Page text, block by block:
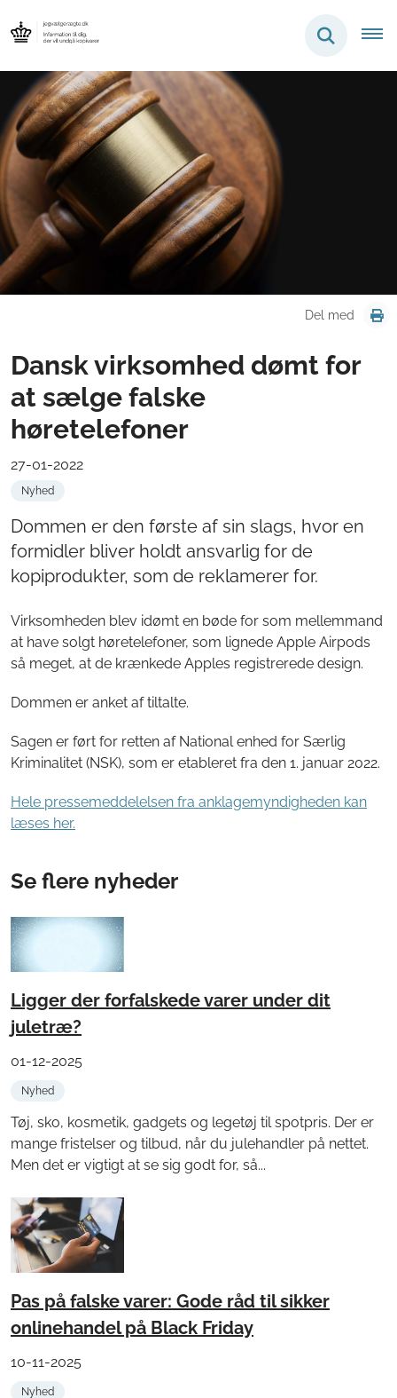
Del med
Dansk virksomhed dømt for
at sælge falske
høretelefoner
27-01-2022
Nyhed
Dommen er den første af sin slags, hvor en
formidler bliver holdt ansvarlig for de
kopiprodukter, som de reklamerer for.
Virksomheden blev idømt en bøde for som mellemmand
at have solgt høretelefoner, som lignede Apple Airpods
så meget, at de krænkede Apples registrerede design.
Dommen er anket af tiltalte.
Sagen er ført for retten af National enhed for Særlig
Kriminalitet (NSK), som er etableret fra den 1. januar 2022.
Hele pressemeddelelsen fra anklagemyndigheden kan
læses her.
Se flere nyheder
Ligger der forfalskede varer under dit
juletræ?
01-12-2025
Nyhed
Tøj, sko, kosmetik, gadgets og legetøj til spotpris. Der er
mange fristelser og tilbud, når du julehandler på nettet.
Men det er vigtigt at se sig godt for, så...
Pas på falske varer: Gode råd til sikker
onlinehandel på Black Friday
10-11-2025
Nyhed